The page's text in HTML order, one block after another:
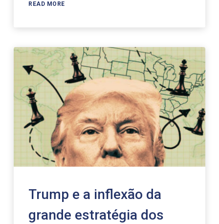
READ MORE
Trump e a inflexão da
grande estratégia dos